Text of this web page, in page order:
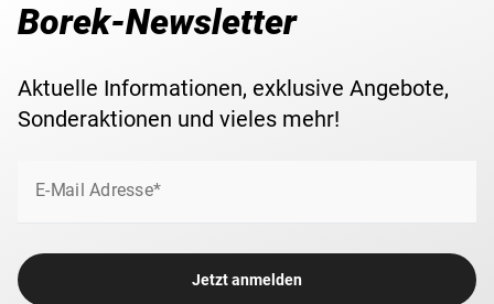
Borek-Newsletter
Aktuelle Informationen, exklusive Angebote,
Sonderaktionen und vieles mehr!
E-Mail Adresse*
Jetzt anmelden